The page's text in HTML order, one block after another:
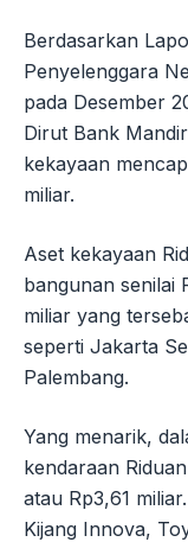
Berdasarkan
Penyelenggara
pada Desember
Dirut Bank
kekayaan
miliar.
Aset kekayaan
bangunan senilai
miliar yang
seperti Jakarta
Palembang.
Yang menarik,
kendaraan
atau Rp3,61
Kijang Innova,